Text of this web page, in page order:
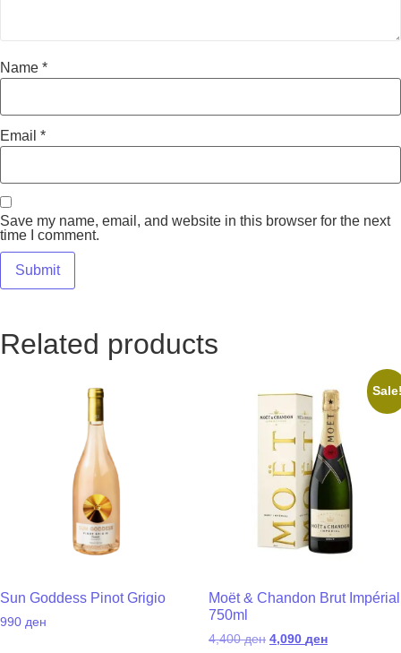
Name *
Email *
Save my name, email, and website in this browser for the next
time I comment.
Related products
Sun Goddess Pinot Grigio
990 ден
Moët & Chandon Brut Impérial
750ml
4,400ден 4,090 ден